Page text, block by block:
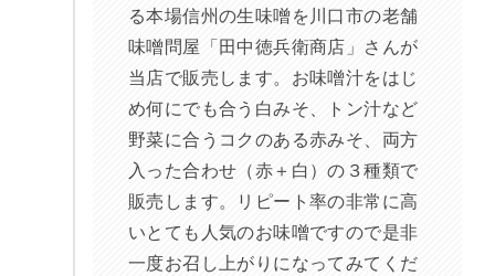
る本場信州の生味噌を川口市の老舗
味噌問屋「田中徳兵衛商店」さんが
当店で販売します。お味噌汁をはじ
め何にでも合う白みそ、トン汁など
野菜に合うコクのある赤みそ、両方
入った合わせ（赤＋白）の３種類で
販売します。リピート率の非常に高
いとても人気のお味噌ですので是非
一度お召し上がりになってみてくだ